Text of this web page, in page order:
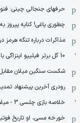
حرفهای جنجالی چینی:
چطوری یاغی! کنایه پیروز
مذاکرات درباره تنگه
10 گل برتر فیلیپو اینزاگی با پیراهن یوونتوس
شکست سنگین میلان
رودری آخرین پیشنهاد
خلاصه بازی چلسی 3 - میلان 0
خورخه مسی، او تاریخ